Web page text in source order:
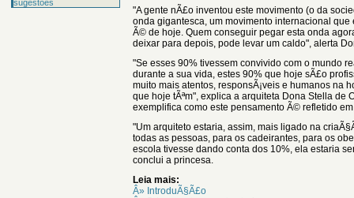
sugestões
"A gente nÃ£o inventou este movimento (o da
onda gigantesca, um movimento internacional que
Ã© de hoje. Quem conseguir pegar esta onda
deixar para depois, pode levar um caldo", alerta
"Se esses 90% tivessem convivido com o mundo
durante a sua vida, estes 90% que hoje sÃ£o
muito mais atentos, responsÃ¡veis e humanos na
que hoje tÃªm", explica a arquiteta Dona Stella de
exemplifica como este pensamento Ã© refletido
"Um arquiteto estaria, assim, mais ligado na
todas as pessoas, para os cadeirantes, para os
escola tivesse dando conta dos 10%, ela estaria
conclui a princesa.
Leia mais:
Â» IntroduÃ§Ã£o